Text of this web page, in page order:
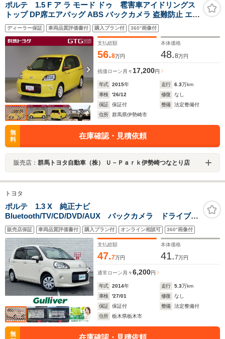
ポルテ 1.5 F ア ラ モード ドゥ 雹害車アイドリングス
トップ DP席エアバッグ ABS バックカメラ 盗難防止 エア
コン ETC フルセグTV パワステ メモリーナビ CD スマー
トキー キーレス HIDヘッドランプ スライドドア ワンオー
ナー 定期点検記録簿
ディーラー保証 車両品質評価書付 購入プラン付 360°画像付
支払総額
56.8万円
本体価格
48.8万円
残価ローン 月々 17,200円
年式 2015年 走行 6.3万km
車検
'26/12 修復
なし
保証
保証付 整備
法定整備付
住所
群馬県伊勢崎市
無
料
在庫確認・見積依頼
販売店： 群馬トヨタ自動車（株） Ｕ－Ｐａｒｋ伊勢崎つなとり店
トヨタ
ポルテ 1.3 X 純正ナビ
Bluetooth/TV/CD/DVD/AUX バックカメラ ドライブレ
コーダー ETC 横滑り防止装置 アイドリングストッ
プ ドアバイザー 片側パワスラ オートライト HIDヘ
ッドライド 純正フロアマット
販売店保証 車両品質評価書付 購入プラン付 オンライン相談可 360°画像付
支払総額
47.7万円
本体価格
41.7万円
通常ローン 月々6,200円
年式 2014年 走行 5.3万km
車検
'27/01 修復
なし
保証
保証付 整備
法定整備付
住所
栃木県栃木市
無